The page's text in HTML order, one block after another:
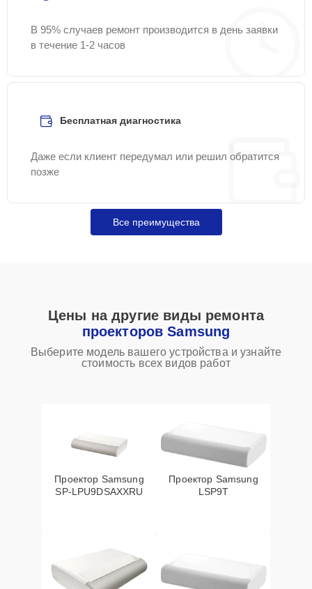
В 95% случаев ремонт производится в день заявки
в течение 1-2 часов
Бесплатная диагностика
Даже если клиент передумал или решил обратится
позже
Все преимущества
Цены на другие виды ремонта
проекторов Samsung
Выберите модель вашего устройства и узнайте
стоимость всех видов работ
Проектор Samsung
SP-LPU9DSAXXRU
Проектор Samsung
LSP9T